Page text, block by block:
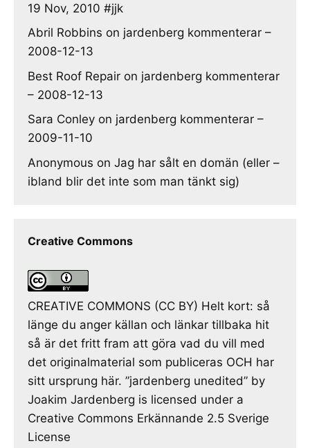
19 Nov, 2010 #jjk
Abril Robbins on jardenberg kommenterar –
2008-12-13
Best Roof Repair on jardenberg kommenterar
– 2008-12-13
Sara Conley on jardenberg kommenterar –
2009-11-10
Anonymous on Jag har sålt en domän (eller –
ibland blir det inte som man tänkt sig)
Creative Commons
CREATIVE COMMONS (CC BY) Helt kort: så
länge du anger källan och länkar tillbaka hit
så är det fritt fram att göra vad du vill med
det originalmaterial som publiceras OCH har
sitt ursprung här. ”jardenberg unedited” by
Joakim Jardenberg is licensed under a
Creative Commons Erkännande 2.5 Sverige
License